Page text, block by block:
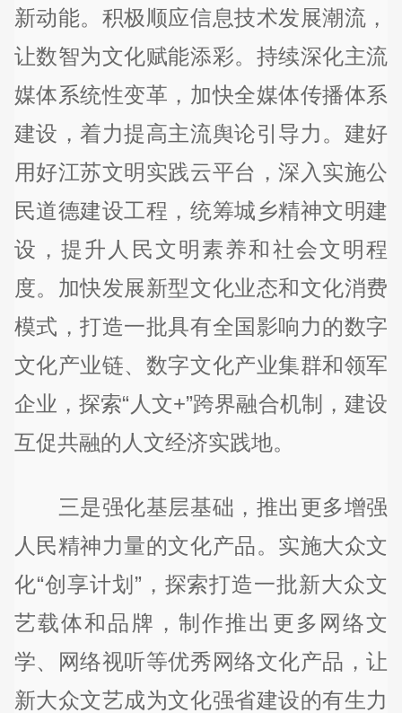
新动能。积极顺应信息技术发展潮流，
让数智为文化赋能添彩。持续深化主流
媒体系统性变革，加快全媒体传播体系
建设，着力提高主流舆论引导力。建好
用好江苏文明实践云平台，深入实施公
民道德建设工程，统筹城乡精神文明建
设，提升人民文明素养和社会文明程
度。加快发展新型文化业态和文化消费
模式，打造一批具有全国影响力的数字
文化产业链、数字文化产业集群和领军
企业，探索“人文+”跨界融合机制，建设
互促共融的人文经济实践地。
三是强化基层基础，推出更多增强
人民精神力量的文化产品。实施大众文
化“创享计划”，探索打造一批新大众文
艺载体和品牌，制作推出更多网络文
学、网络视听等优秀网络文化产品，让
新大众文艺成为文化强省建设的有生力